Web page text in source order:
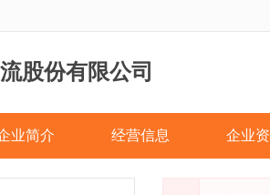
股份有限公司
业简介 经营信息 企业